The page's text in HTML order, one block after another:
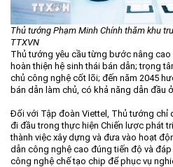
Thủ tướng Phạm Minh Chính thăm khu
TTXVN
Thủ tướng yêu cầu từng bước nâng
hoàn thiện hệ sinh thái bán dẫn; trọng
chủ công nghệ cốt lõi; đến năm 2045
bán dẫn làm chủ, có khả năng dẫn đầu
Đối với Tập đoàn Viettel, Thủ tướng chỉ
đi đầu trong thực hiện Chiến lược phát
thành việc xây dựng và đưa vào hoạt
dẫn công nghệ cao đúng tiến độ và
công nghệ chế tạo chip để phục vụ